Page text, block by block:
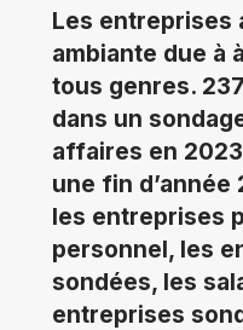
Les entreprises
ambiante due à
tous genres.
dans un
affaires en
une fin
les entreprises
personnel, les
sondées, les
entreprises